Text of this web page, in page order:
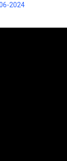
2024